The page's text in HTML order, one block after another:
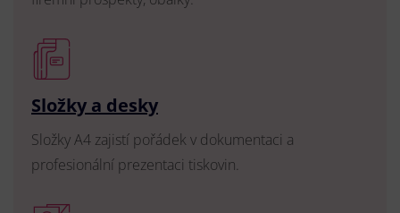
Složky a desky
Složky A4 zajistí pořádek v dokumentaci a
profesionální prezentaci tiskovin.